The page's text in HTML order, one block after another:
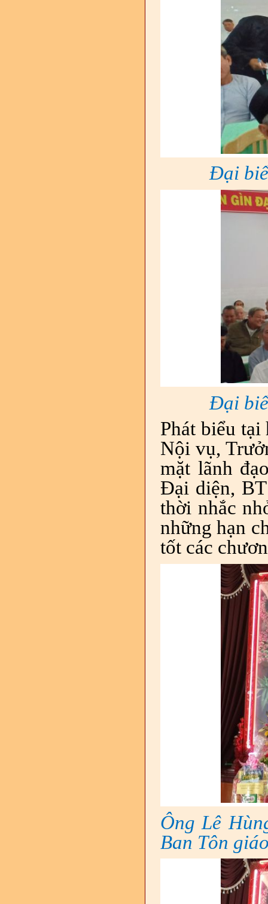
Đại
Đại
Phát biểu
Nội vụ,
mặt lãnh
Đại diện,
thời nhắc
những hạn
tốt các
Ông Lê
Ban Tôn